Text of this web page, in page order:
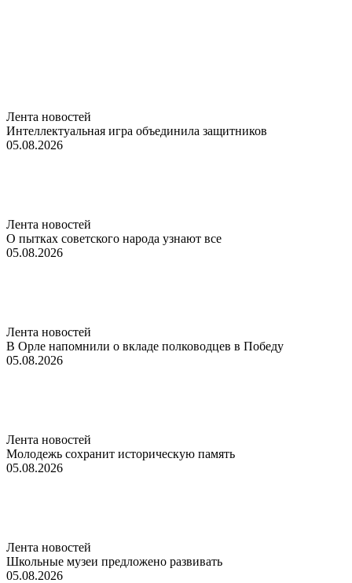
Лента новостей
Интеллектуальная игра объединила защитников
05.08.2026
Лента новостей
О пытках советского народа узнают все
05.08.2026
Лента новостей
В Орле напомнили о вкладе полководцев в Победу
05.08.2026
Лента новостей
Молодежь сохранит историческую память
05.08.2026
Лента новостей
Школьные музеи предложено развивать
05.08.2026